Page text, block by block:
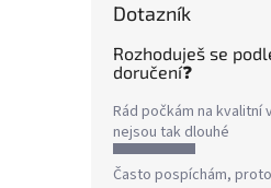
Dotazník
Rozhoduješ se
doručení❓
Rád počkám na kvalitní
nejsou tak dlouhé
Často pospíchám,